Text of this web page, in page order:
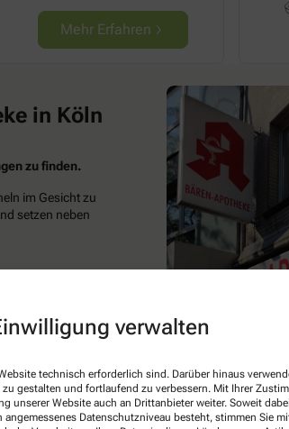
verwalten
technisch erforderlich sind. Darüber hinaus
gestalten und fortlaufend zu verbessern. Mit Ihrer
unserer Website auch an Drittanbieter weiter. Soweit
Datenschutzniveau besteht, stimmen Sie
Mehr Erfahren
in Köln
zu finden.
im Gesicht zu
setzen neben
auch nach
Onlineshop